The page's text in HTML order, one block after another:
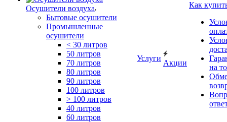
Осушители воздуха
Бытовые осушители
Промышленные
осушители
< 30 литров
50 литров
70 литров
80 литров
90 литров
100 литров
> 100 литров
40 литров
60 литров
Услуги
Акции
Как
на